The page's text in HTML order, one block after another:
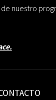
nuestro